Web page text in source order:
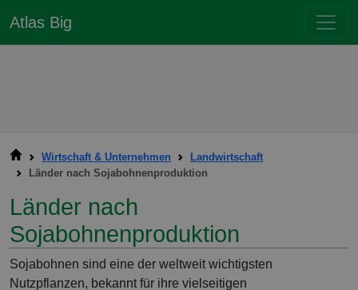
Atlas Big
Wirtschaft & Unternehmen
Landwirtschaft
Länder nach Sojabohnenproduktion
Länder nach
Sojabohnenproduktion
Sojabohnen sind eine der weltweit wichtigsten
Nutzpflanzen, bekannt für ihre vielseitigen